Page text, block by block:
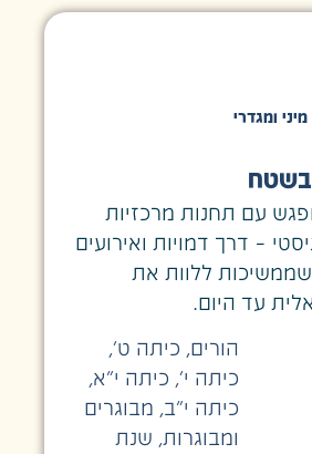
ומגדרי
בשטח
עם תחנות מרכזיות
– דרך דמויות ואירועים
ללוות את
עד היום.
הורים, כיתה ט׳,
כיתה י׳, כיתה י״א,
כיתה י״ב, מבוגרים
ומבוגרות, שנת